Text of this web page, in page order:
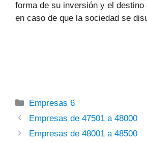
forma de su inversión y el destino
en caso de que la sociedad se
Categorías
Empresas 6
Empresas de 47501 a 48000
Empresas de 48001 a 48500